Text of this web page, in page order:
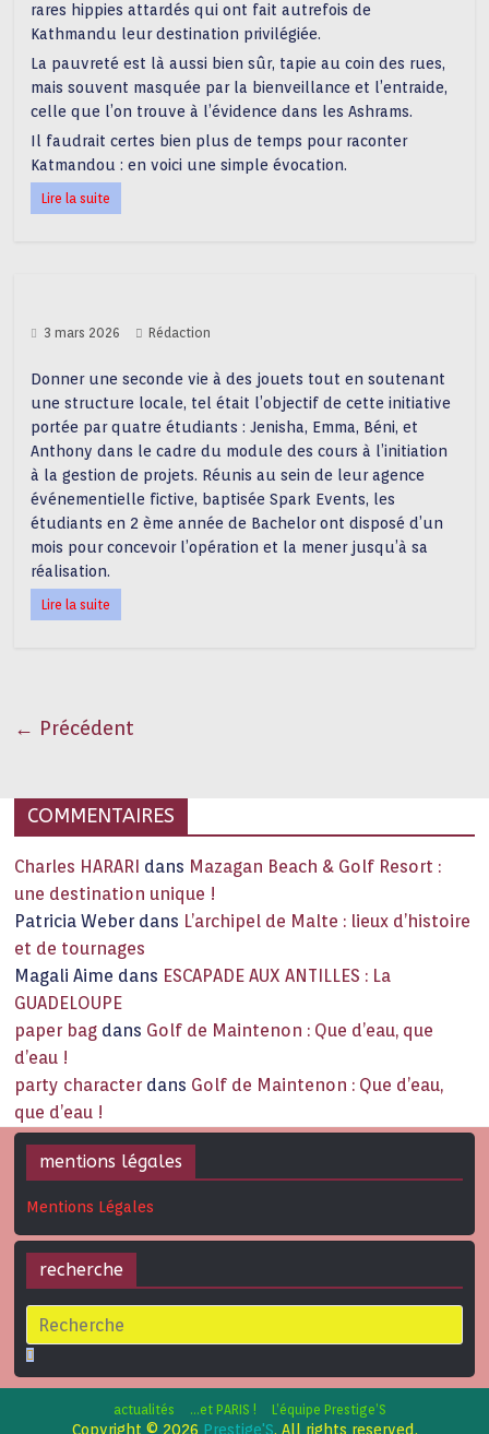
rares hippies attardés qui ont fait autrefois de
Kathmandu leur destination privilégiée.
La pauvreté est là aussi bien sûr, tapie au coin des rues,
mais souvent masquée par la bienveillance et l’entraide,
celle que l’on trouve à l’évidence dans les Ashrams.
Il faudrait certes bien plus de temps pour raconter
Katmandou : en voici une simple évocation.
Lire la suite
3 mars 2026 Rédaction
Donner une seconde vie à des jouets tout en soutenant
une structure locale, tel était l’objectif de cette initiative
portée par quatre étudiants : Jenisha, Emma, Béni, et
Anthony dans le cadre du module des cours à l’initiation
à la gestion de projets. Réunis au sein de leur agence
événementielle fictive, baptisée Spark Events, les
étudiants en 2 ème année de Bachelor ont disposé d’un
mois pour concevoir l’opération et la mener jusqu’à sa
réalisation.
Lire la suite
← Précédent
COMMENTAIRES
Charles HARARI dans Mazagan Beach & Golf Resort :
une destination unique !
Patricia Weber dans L’archipel de Malte : lieux d’histoire
et de tournages
Magali Aime dans ESCAPADE AUX ANTILLES : La
GUADELOUPE
paper bag dans Golf de Maintenon : Que d’eau, que
d’eau !
party character dans Golf de Maintenon : Que d’eau,
que d’eau !
mentions légales
Mentions Légales
recherche
actualités …et PARIS ! L’équipe Prestige’S
Copyright © 2026 Prestige'S. All rights reserved.